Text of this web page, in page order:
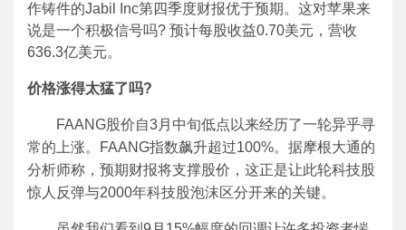
作铸件的Jabil Inc第四季度财报优于预期。这对苹果来
说是一个积极信号吗? 预计每股收益0.70美元，营收
636.3亿美元。
价格涨得太猛了吗?
FAANG股价自3月中旬低点以来经历了一轮异乎寻
常的上涨。FAANG指数飙升超过100%。据摩根大通的
分析师称，预期财报将支撑股价，这正是让此轮科技股
惊人反弹与2000年科技股泡沫区分开来的关键。